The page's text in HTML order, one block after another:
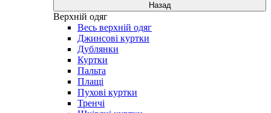
Назад
Верхній одяг
Весь верхній одяг
Джинсові куртки
Дублянки
Куртки
Пальта
Плащі
Пухові куртки
Тренчі